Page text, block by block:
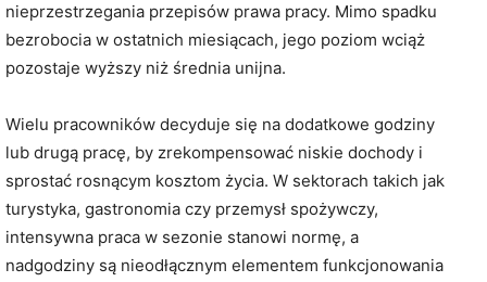
nieprzestrzegania przepisów prawa pracy. Mimo spadku
bezrobocia w ostatnich miesiącach, jego poziom wciąż
pozostaje wyższy niż średnia unijna.
Wielu pracowników decyduje się na dodatkowe godziny
lub drugą pracę, by zrekompensować niskie dochody i
sprostać rosnącym kosztom życia. W sektorach takich jak
turystyka, gastronomia czy przemysł spożywczy,
intensywna praca w sezonie stanowi normę, a
nadgodziny są nieodłącznym elementem funkcjonowania